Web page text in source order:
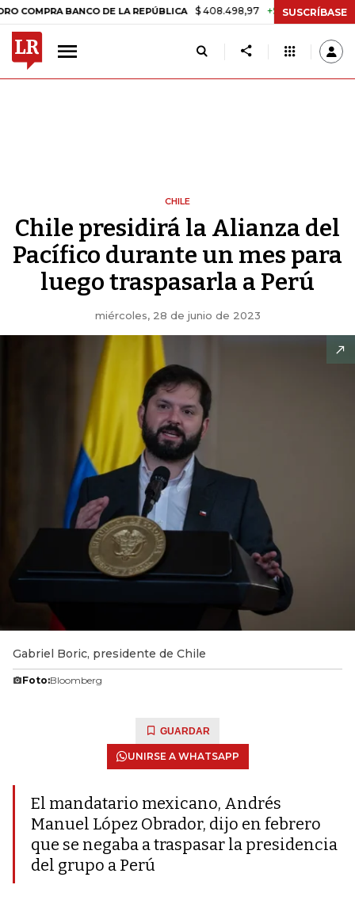
BANCO DE LA REPÚBLICA $ 408.498,97 +$ 8.753,81 +2,19%
SUSCRÍBASE
CHILE
Chile presidirá la Alianza del
Pacífico durante un mes para
luego traspasarla a Perú
miércoles, 28 de junio de 2023
Gabriel Boric, presidente de Chile
Foto:Bloomberg
GUARDAR
UNIRSE A WHATSAPP
El mandatario mexicano, Andrés
Manuel López Obrador, dijo en febrero
que se negaba a traspasar la presidencia
del grupo a Perú